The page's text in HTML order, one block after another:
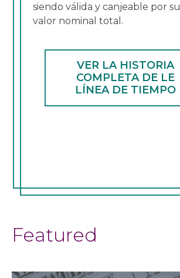
siendo válida y canjeable por su
valor nominal total.
VER LA HISTORIA
COMPLETA DE LE
LÍNEA DE TIEMPO
Featured